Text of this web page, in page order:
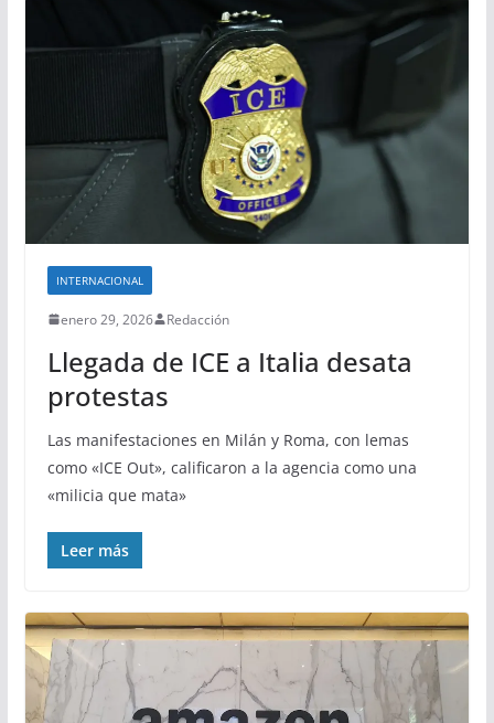
INTERNACIONAL
enero 29, 2026 Redacción
Llegada de ICE a Italia desata
protestas
Las manifestaciones en Milán y Roma, con lemas
como «ICE Out», calificaron a la agencia como una
«milicia que mata»
Leer más